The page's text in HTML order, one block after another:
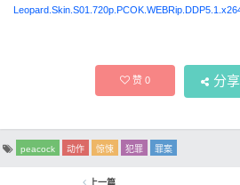
赞0 分享
peacock 动作 惊悚 犯罪 罪案
上一篇